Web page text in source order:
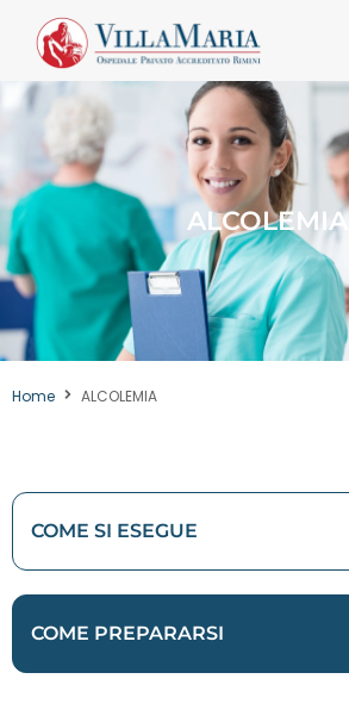
ALCOLEMIA
Home ALCOLEMIA
COME SI ESEGUE
COME PREPARARSI